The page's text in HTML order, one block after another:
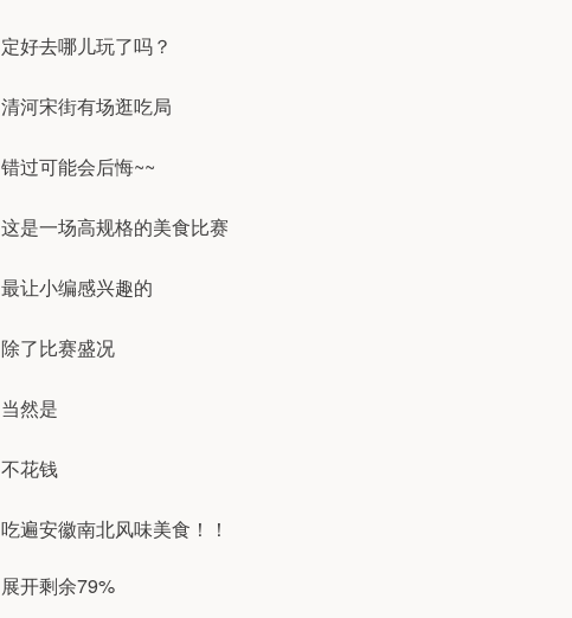
定好去哪儿玩了吗？
清河宋街有场逛吃局
错过可能会后悔~~
这是一场高规格的美食比赛
最让小编感兴趣的
除了比赛盛况
当然是
不花钱
吃遍安徽南北风味美食！！
展开剩余79%